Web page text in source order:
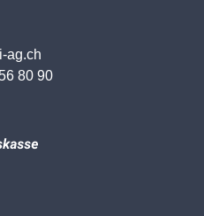
ag.ch
80 90